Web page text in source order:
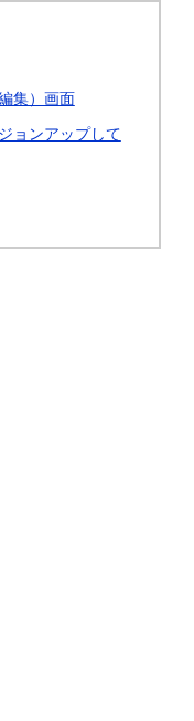
集）画面
ョンアップして